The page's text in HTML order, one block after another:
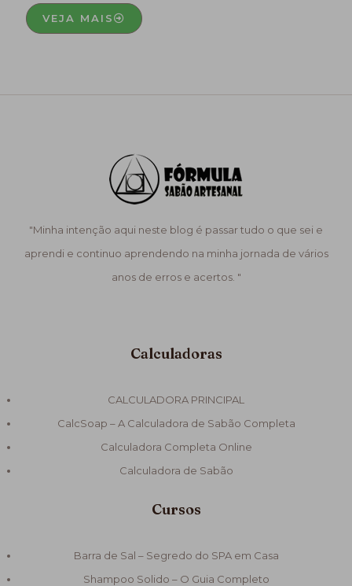
VEJA MAIS
"Minha intenção aqui neste blog é passar tudo o que sei e
aprendi e continuo aprendendo na minha jornada de vários
anos de erros e acertos. "
Calculadoras
CALCULADORA PRINCIPAL
CalcSoap – A Calculadora de Sabão Completa
Calculadora Completa Online
Calculadora de Sabão
Cursos
Barra de Sal – Segredo do SPA em Casa
Shampoo Solido – O Guia Completo